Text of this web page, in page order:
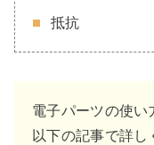
抵抗
電子パーツの使い
以下の記事で詳し